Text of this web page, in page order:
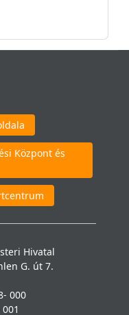
Központ és
Hivatal
G. út 7.
000